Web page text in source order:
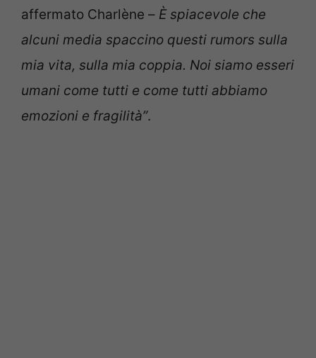
affermato Charlène – È spiacevole che
alcuni media spaccino questi rumors sulla
mia vita, sulla mia coppia. Noi siamo esseri
umani come tutti e come tutti abbiamo
emozioni e fragilità”.